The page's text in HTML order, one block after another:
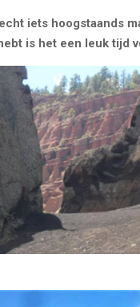
iets hoogstaands
is het een leuk tijd